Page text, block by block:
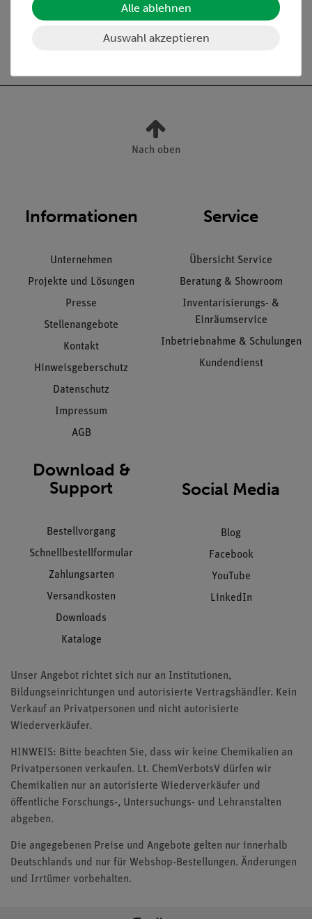
➔ Reparaturberatung
Nach oben
Informationen
Unternehmen
Projekte und Lösungen
Presse
Stellenangebote
Kontakt
Hinweisgeberschutz
Datenschutz
Impressum
AGB
Service
Übersicht Service
Beratung & Showroom
Inventarisierungs- &
Einräumservice
Inbetriebnahme & Schulungen
Kundendienst
Download &
Support
Bestellvorgang
Schnellbestellformular
Zahlungsarten
Versandkosten
Downloads
Kataloge
Social Media
Blog
Facebook
YouTube
LinkedIn
Unser Angebot richtet sich nur an Institutionen,
Bildungseinrichtungen und autorisierte Vertragshändler. Kein
Verkauf an Privatpersonen und nicht autorisierte
Wiederverkäufer.
HINWEIS: Bitte beachten Sie, dass wir keine Chemikalien an
Privatpersonen verkaufen. Lt. ChemVerbotsV dürfen wir
Chemikalien nur an autorisierte Wiederverkäufer und
öffentliche Forschungs-, Untersuchungs- und Lehranstalten
abgeben.
Die angegebenen Preise und Angebote gelten nur innerhalb
Deutschlands und nur für Webshop-Bestellungen. Änderungen
und Irrtümer vorbehalten.
Alle ablehnen
Auswahl akzeptieren